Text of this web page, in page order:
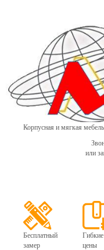
Корпусная и мягкая
или
Бесплатный
замер
Гибкие
цены